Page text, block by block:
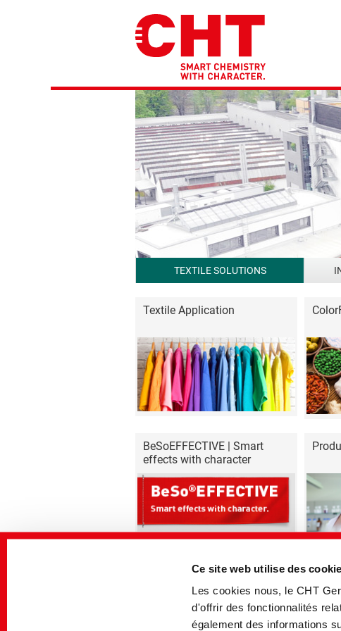
Ce site web utilise des
Les cookies nous, le CHT
d'offrir des fonctionnalités
également des informations
TEXTILE SOLUTIONS
Textile Application
BeSoEFFECTIVE | Smart
effects with character